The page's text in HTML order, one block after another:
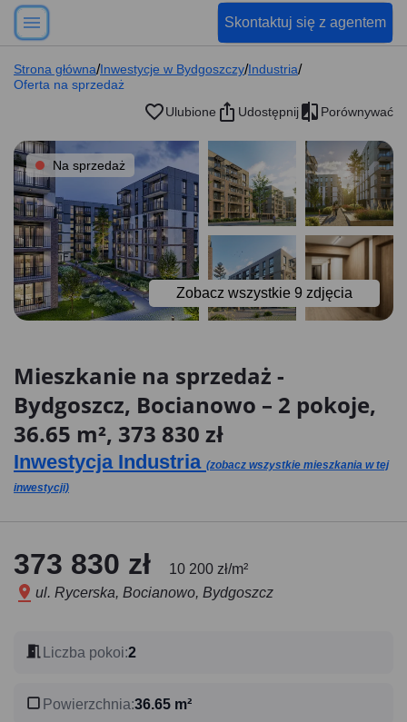
Skontaktuj się z agentem
Strona główna/Inwestycje w Bydgoszczy/Industria/
Oferta na sprzedaż
Ulubione
Udostępnij Porównywać
Na sprzedaż
Zobacz wszystkie 9 zdjęcia
Mieszkanie na sprzedaż -
Bydgoszcz, Bocianowo – 2 pokoje,
36.65 m², 373 830 zł
Inwestycja Industria (zobacz wszystkie mieszkania w tej
inwestycji)
373 830 zł
10 200 zł/m²
ul. Rycerska, Bocianowo, Bydgoszcz
Liczba pokoi:2
Powierzchnia:36.65 m²